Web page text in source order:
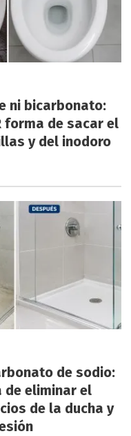
ni bicarbonato:
forma de sacar el
y del inodoro
de sodio:
de eliminar el
de la ducha y